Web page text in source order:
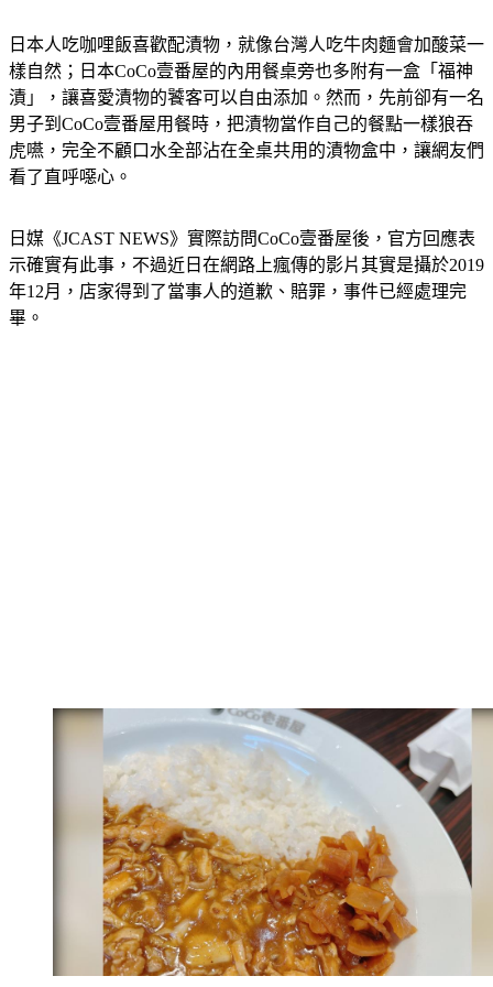
日本人吃咖哩飯喜歡配漬物，就像台灣人吃牛肉麵會加酸菜一
樣自然；日本CoCo壹番屋的內用餐桌旁也多附有一盒「福神
漬」，讓喜愛漬物的饕客可以自由添加。然而，先前卻有一名
男子到CoCo壹番屋用餐時，把漬物當作自己的餐點一樣狼吞
虎嚥，完全不顧口水全部沾在全桌共用的漬物盒中，讓網友們
看了直呼噁心。
日媒《JCAST NEWS》實際訪問CoCo壹番屋後，官方回應表
示確實有此事，不過近日在網路上瘋傳的影片其實是攝於2019
年12月，店家得到了當事人的道歉、賠罪，事件已經處理完
畢。